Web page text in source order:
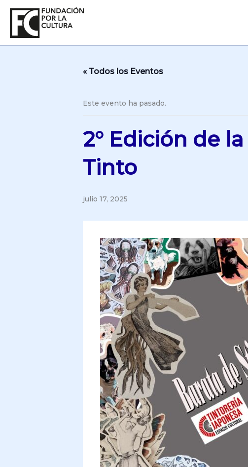
contenido
« Todos los Eventos
Este evento ha pasado.
2° Edición de la
Tinto
julio 17, 2025